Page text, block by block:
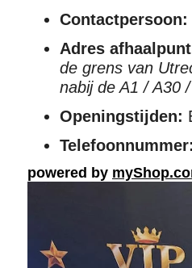
Contactpersoon:
Adres
de grens van
nabij de A1 / A30
Openingstijden:
powered by